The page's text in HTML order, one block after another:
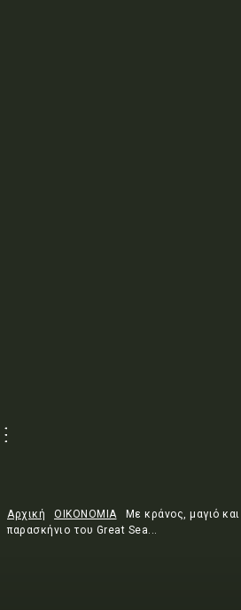
Αρχική ΟΙΚΟΝΟΜΙΑ
Με κράνος, μαγιό
παρασκήνιο του Great Sea...